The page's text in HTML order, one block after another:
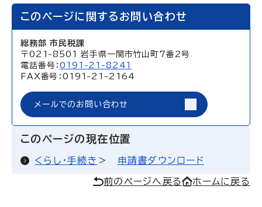
このページに関するお問い合わせ
総務部 市民税課
〒021-8501 岩手県一関市竹山町7番2号
電話番号：0191-21-8241
FAX番号：0191-21-2164
メールでのお問い合わせ
このページの現在位置
くらし・手続き 申請書ダウンロード
前のページへ戻る ホームに戻る